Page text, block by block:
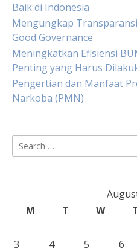
Baik di Indonesia
Mengungkap
Good Governance
Meningkatkan Efisiensi
Penting yang Harus
Pengertian dan Manfaat
Narkoba (PMN)
Search
for:
M
T W
3
4 5 6